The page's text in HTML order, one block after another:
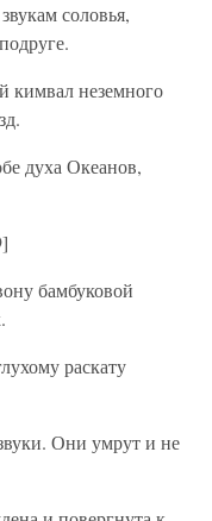
соловья,
кимвал неземного
духа Океанов,
бамбуковой
раскату
Они умрут и не